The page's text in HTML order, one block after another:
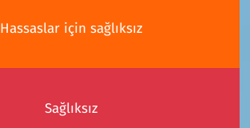
Hassaslar için sağlıksız
Sağlıksız